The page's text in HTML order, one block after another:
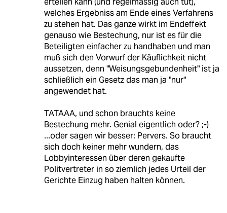
welches Ergebniss am Ende eines Verfahrens
zu stehen hat. Das ganze wirkt im Endeffekt
genauso wie Bestechung, nur ist es für die
Beteiligten einfacher zu handhaben und man
muß sich den Vorwurf der Käuflichkeit nicht
aussetzen, denn "Weisungsgebundenheit" ist ja
schließlich ein Gesetz das man ja "nur"
angewendet hat.
TATAAA, und schon brauchts keine
Bestechung mehr. Genial eigentlich oder? ;-)
...oder sagen wir besser: Pervers. So braucht
sich doch keiner mehr wundern, das
Lobbyinteressen über deren gekaufte
Politvertreter in so ziemlich jedes Urteil der
Gerichte Einzug haben halten können.